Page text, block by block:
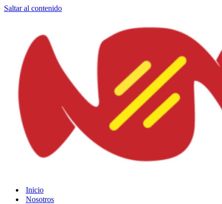
Saltar al contenido
Inicio
Nosotros